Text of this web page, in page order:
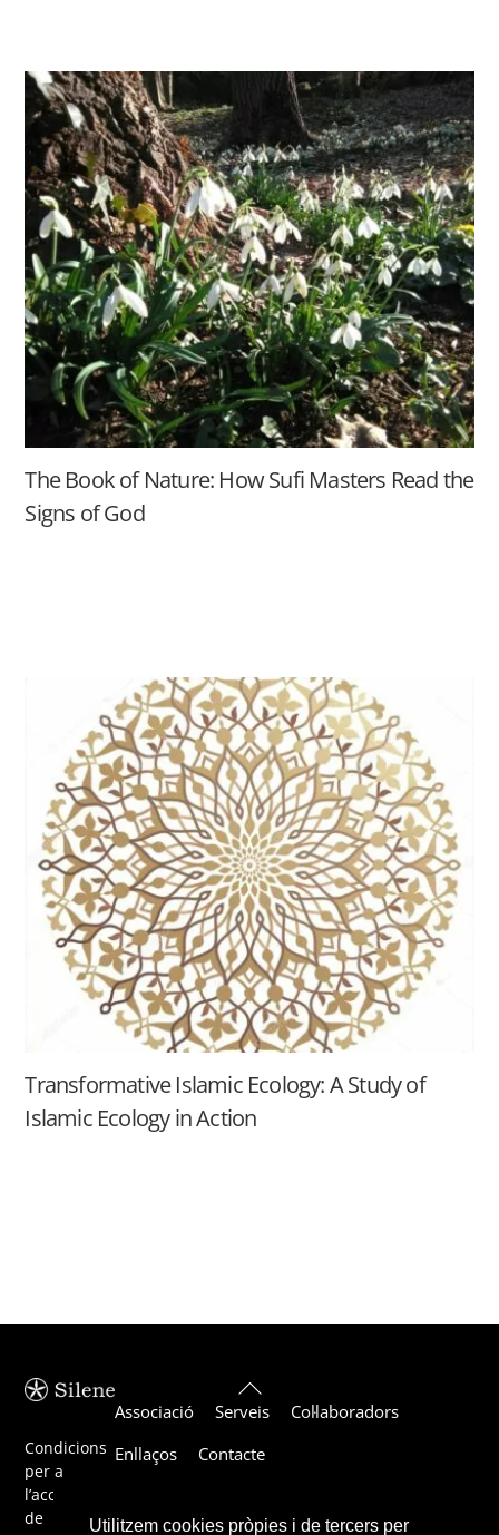
Utilitzem cookies pròpies i de tercers per
The Book of Nature: How Sufi Masters Read the
Signs of God
Transformative Islamic Ecology: A Study of
Islamic Ecology in Action
Back
To
Top
Condicions
per a
l’acceptació
de
Associació Serveis
Col·laboradors
Enllaços
Contacte